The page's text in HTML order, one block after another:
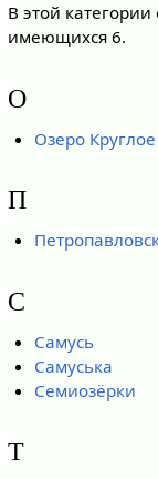
В этой
имеющихся 6.
О
Озеро
П
С
Самусь
Самуська
Семиозёрки
Т